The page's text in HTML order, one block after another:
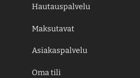
Hautauspalvelu
Maksutavat
Asiakaspalvelu
Oma tili